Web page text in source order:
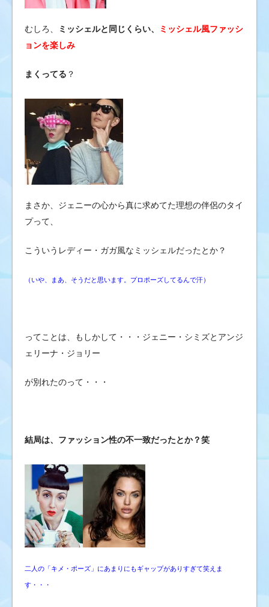
むしろ、 ミッシェルと同じくらい、
ミッシェル風ファッシ
ョンを楽しみ
まくってる ？
まさか、ジェニーの心から真に求めてた理想の伴侶のタイ
プって、
こういうレディー・ガガ風なミッシェルだったとか？
（いや、まあ、そうだと思います。プロポーズしてるんで汗）
ってことは、もしかして・・・ジェニー・シミズとアンジ
ェリーナ・ジョリー
が別れたのって・・・
結局は、ファッション性の不一致だったとか？笑
二人の「キメ・ポーズ」にあまりにもギャップがありすぎて笑えま
す・・・